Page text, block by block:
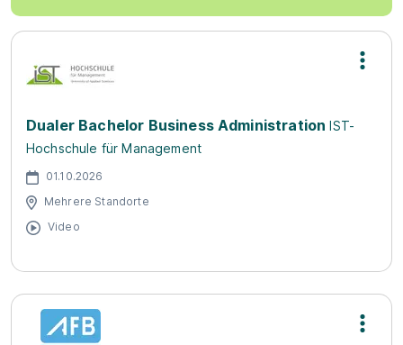
Dualer Bachelor Business Administration IST-
Hochschule für Management
01.10.2026
Mehrere Standorte
Video